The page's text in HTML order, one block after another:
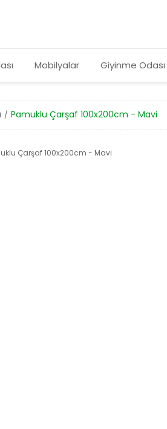
Mobilyalar Giyinme Odası
Pamuklu Çarşaf 100x200cm - Mavi